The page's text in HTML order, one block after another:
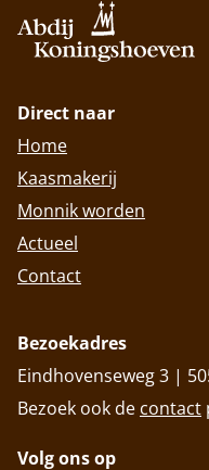
Direct naar
Home
Kaasmakerij
Monnik worden
Actueel
Contact
Bezoekadres
Eindhovenseweg 3 |
Bezoek ook de contact
Volg ons op